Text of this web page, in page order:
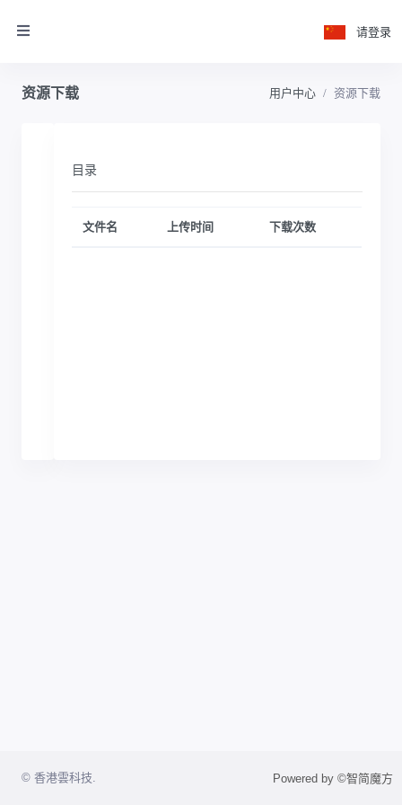
请登录
资源下载 用户中心 资源下载
目录
文件名 上传时间 下载次数
© 香港雲科技. Powered by ©智简魔方